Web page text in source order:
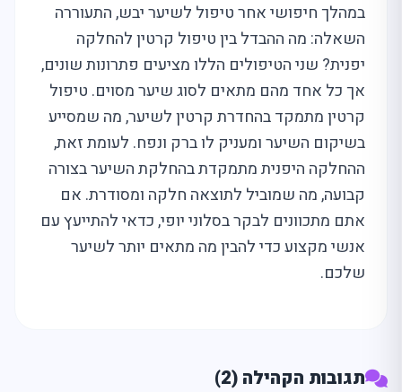
במהלך חיפושי אחר טיפול לשיער יבש, התעוררה
השאלה: מה ההבדל בין טיפול קרטין להחלקה
יפנית? שני הטיפולים הללו מציעים פתרונות שונים,
אך כל אחד מהם מתאים לסוג שיער מסוים. טיפול
קרטין מתמקד בהחדרת קרטין לשיער, מה שמסייע
בשיקום השיער ומעניק לו ברק ונפח. לעומת זאת,
ההחלקה היפנית מתמקדת בהחלקת השיער בצורה
קבועה, מה שמוביל לתוצאה חלקה ומסודרת. אם
אתם מתכוונים לבקר בסלוני יופי, כדאי להתייעץ עם
אנשי מקצוע כדי להבין מה מתאים יותר לשיער
שלכם.
תגובות הקהילה (2)